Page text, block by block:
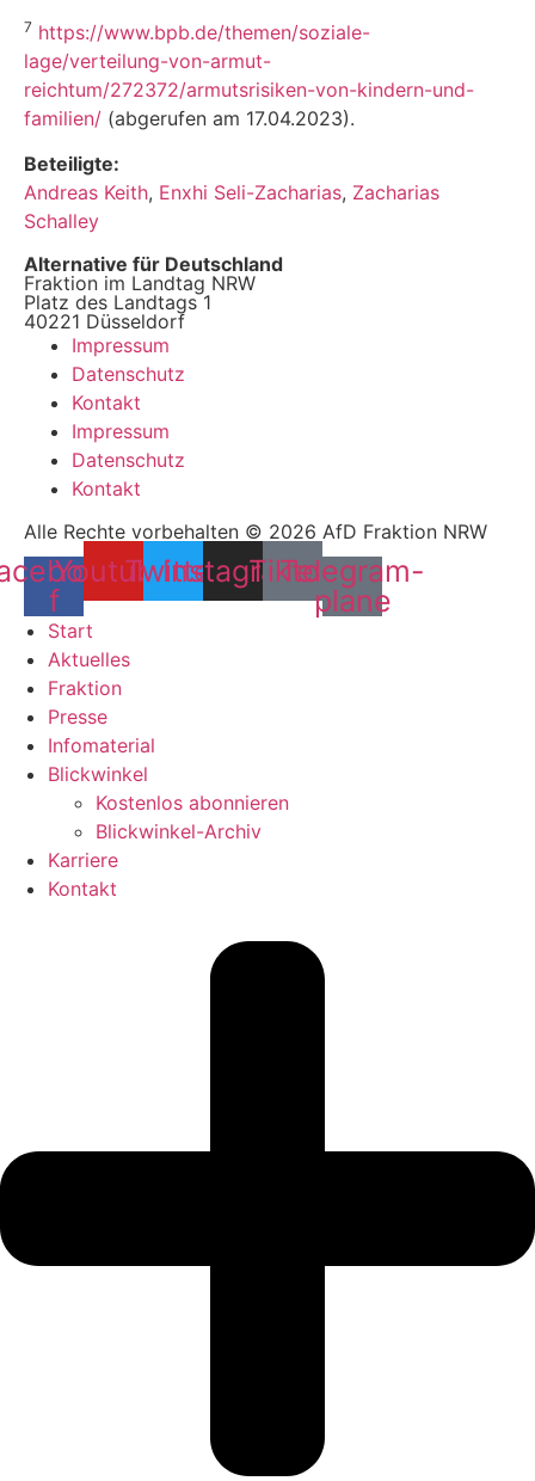
7 https://www.bpb.de/themen/soziale-
lage/verteilung-von-armut-
reichtum/272372/armutsrisiken-von-kindern-und-
familien/ (abgerufen am 17.04.2023).
Beteiligte:
Andreas Keith, Enxhi Seli-Zacharias, Zacharias
Schalley
Alternative für Deutschland
Fraktion im Landtag NRW
Platz des Landtags 1
40221 Düsseldorf
Impressum
Datenschutz
Kontakt
Impressum
Datenschutz
Kontakt
Alle Rechte vorbehalten © 2026 AfD Fraktion NRW
f
YoutubeTwitter
Instagram
Tiktok
Telegram-
plane
Start
Aktuelles
Fraktion
Presse
Infomaterial
Blickwinkel
Kostenlos abonnieren
Blickwinkel-Archiv
Karriere
Kontakt